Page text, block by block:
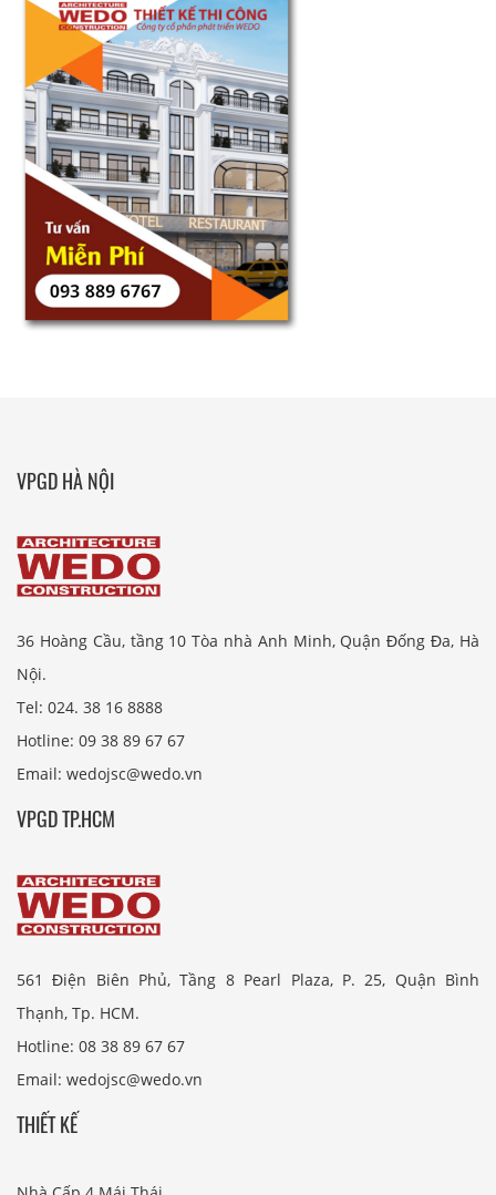
VPGD HÀ NỘI
36 Hoàng Cầu, tầng 10 Tòa nhà Anh Minh, Quận Đống Đa, Hà
Nội.
Tel: 024. 38 16 8888
Hotline: 09 38 89 67 67
Email: wedojsc@wedo.vn
VPGD TP.HCM
561 Điện Biên Phủ, Tầng 8 Pearl Plaza, P. 25, Quận Bình
Thạnh, Tp. HCM.
Hotline: 08 38 89 67 67
Email: wedojsc@wedo.vn
THIẾT KẾ